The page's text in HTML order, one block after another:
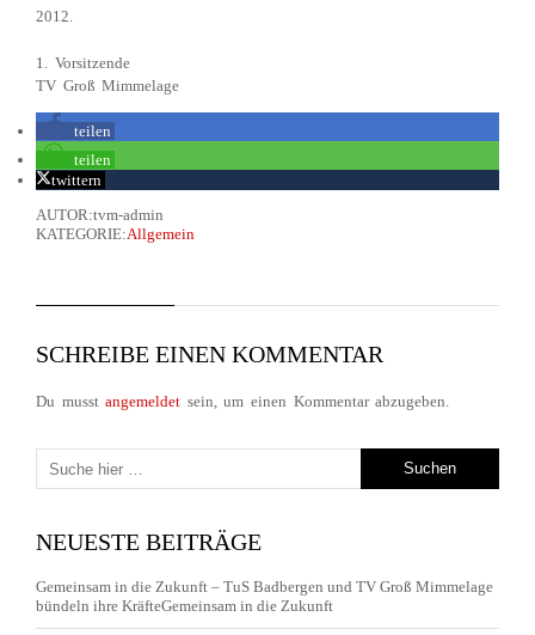
2012.
1. Vorsitzende
TV Groß Mimmelage
teilen
teilen
twittern
AUTOR:tvm-admin
KATEGORIE:Allgemein
SCHREIBE EINEN KOMMENTAR
Du musstangemeldet sein, um einen Kommentar abzugeben.
NEUESTE BEITRÄGE
Gemeinsam in die Zukunft – TuS Badbergen und TV Groß Mimmelage
bündeln ihre KräfteGemeinsam in die Zukunft